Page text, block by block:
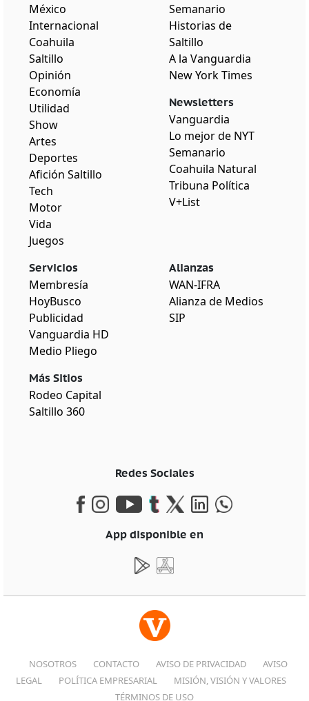
México
Internacional
Coahuila
Saltillo
Opinión
Economía
Utilidad
Show
Artes
Deportes
Afición Saltillo
Tech
Motor
Vida
Juegos
Semanario
Historias de
Saltillo
A la Vanguardia
New York Times
Newsletters
Vanguardia
Lo mejor de NYT
Semanario
Coahuila Natural
Tribuna Política
V+List
Servicios
Membresía
HoyBusco
Publicidad
Vanguardia HD
Medio Pliego
Más Sitios
Rodeo Capital
Saltillo 360
Alianzas
WAN-IFRA
Alianza de Medios
SIP
Redes Sociales
App disponible en
NOSOTROS CONTACTO AVISO DE PRIVACIDAD
AVISO
LEGAL
POLÍTICA EMPRESARIAL
MISIÓN, VISIÓN Y VALORES
TÉRMINOS DE USO